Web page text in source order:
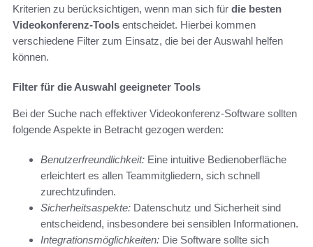
Kriterien zu berücksichtigen, wenn man sich für die besten
Videokonferenz-Tools entscheidet. Hierbei kommen
verschiedene Filter zum Einsatz, die bei der Auswahl helfen
können.
Filter für die Auswahl geeigneter Tools
Bei der Suche nach effektiver Videokonferenz-Software sollten
folgende Aspekte in Betracht gezogen werden:
Benutzerfreundlichkeit: Eine intuitive Bedienoberfläche
erleichtert es allen Teammitgliedern, sich schnell
zurechtzufinden.
Sicherheitsaspekte: Datenschutz und Sicherheit sind
entscheidend, insbesondere bei sensiblen Informationen.
Integrationsmöglichkeiten: Die Software sollte sich